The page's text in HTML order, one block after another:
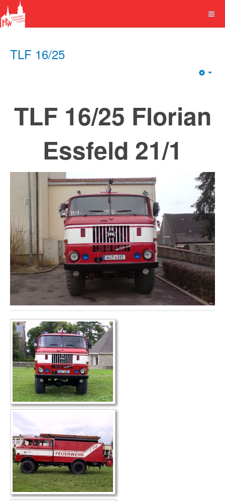
TLF 16/25
TLF 16/25 Florian
Essfeld 21/1